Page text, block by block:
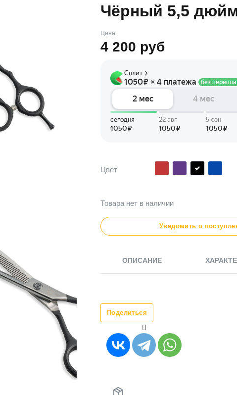
Чёрный 5,5
Цена
4 200 руб
Цвет
Товара нет в наличии
Уведомить о
ОПИСАНИЕ
Поделиться